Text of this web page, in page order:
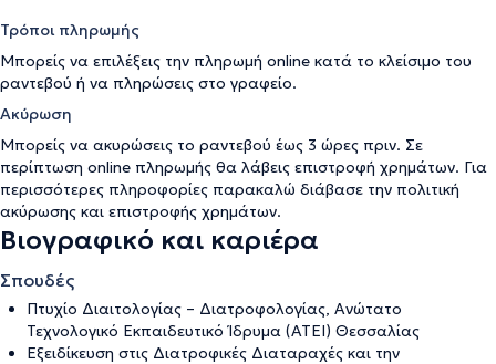
Τρόποι πληρωμής
Μπορείς να επιλέξεις την πληρωμή online κατά το κλείσιμο του
ραντεβού ή να πληρώσεις στο γραφείο.
Ακύρωση
Μπορείς να ακυρώσεις το ραντεβού έως 3 ώρες πριν. Σε
περίπτωση online πληρωμής θα λάβεις επιστροφή χρημάτων. Για
περισσότερες πληροφορίες παρακαλώ διάβασε την πολιτική
ακύρωσης και επιστροφής χρημάτων.
Βιογραφικό και καριέρα
Σπουδές
Πτυχίο Διαιτολογίας – Διατροφολογίας, Ανώτατο
Τεχνολογικό Εκπαιδευτικό Ίδρυμα (ΑΤΕΙ) Θεσσαλίας
Εξειδίκευση στις Διατροφικές Διαταραχές και την